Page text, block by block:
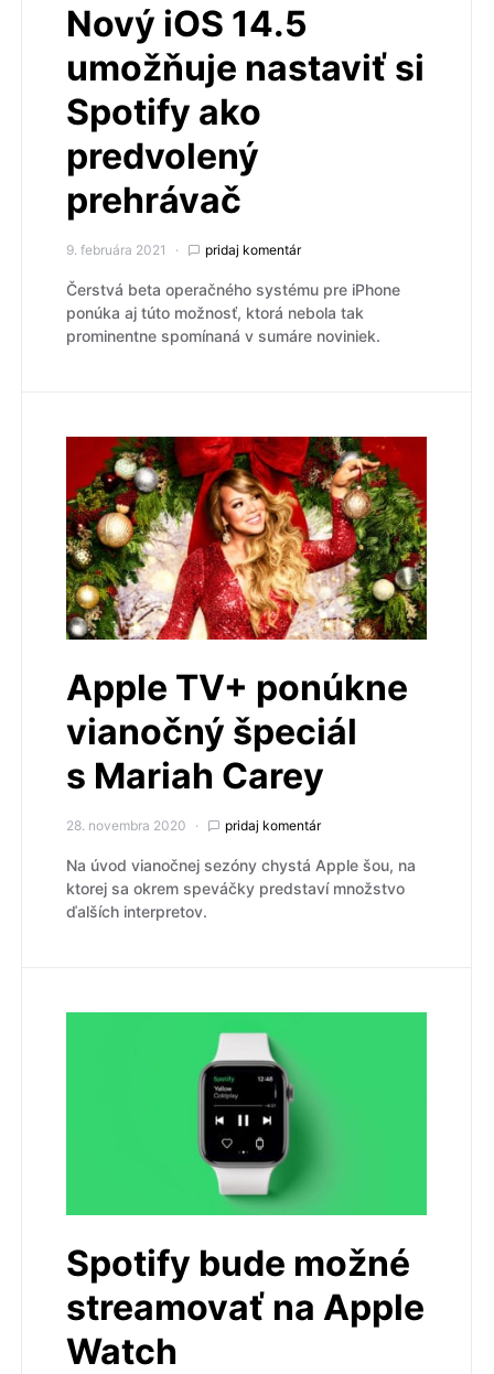
Nový iOS 14.5
umožňuje nastaviť si
Spotify ako
predvolený
prehrávač
9. februára 2021 pridaj komentár
Čerstvá beta operačného systému pre iPhone
ponúka aj túto možnosť, ktorá nebola tak
prominentne spomínaná v sumáre noviniek.
Apple TV+ ponúkne
vianočný špeciál
s Mariah Carey
28. novembra 2020 pridaj komentár
Na úvod vianočnej sezóny chystá Apple šou, na
ktorej sa okrem speváčky predstaví množstvo
ďalších interpretov.
Spotify bude možné
streamovať na Apple
Watch